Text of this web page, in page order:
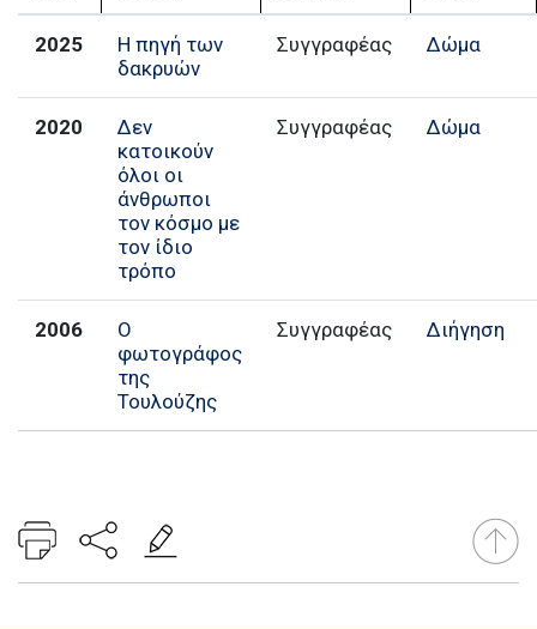
2025
Η πηγή των
δακρυών
Συγγραφέας Δώμα
2020
Δεν
κατοικούν
όλοι οι
άνθρωποι
τον κόσμο με
τον ίδιο
τρόπο
Συγγραφέας Δώμα
2006
Ο
φωτογράφος
της
Τουλούζης
Συγγραφέας Διήγηση